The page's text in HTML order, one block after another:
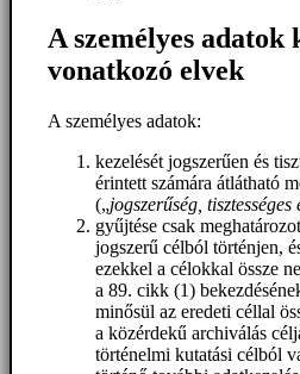
A személyes adatok
vonatkozó elvek
A személyes adatok:
kezelését jogszerűen és
érintett számára átlátható
(„jogszerűség,
gyűjtése csak
jogszerű célból történjen,
ezekkel a célokkal össze
a 89. cikk (1)
minősül az eredeti céllal
a közérdekű archiválás
történelmi kutatási célból